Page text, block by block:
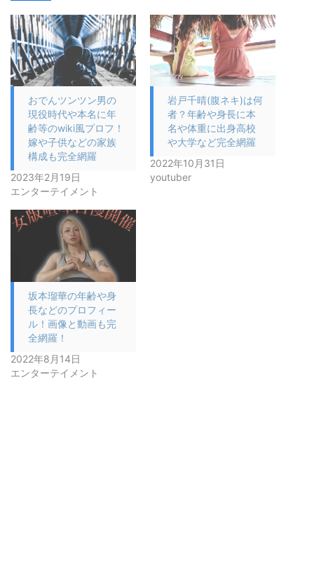
おでんツンツン男の
現役時代や本名に年
齢等のwiki風プロフ！
嫁や子供などの家族
構成も完全網羅
2023年2月19日
エンターテイメント
岩戸千晴(腹ネキ)は何
者？年齢や身長に本
名や体重に出身高校
や大学など完全網羅
2022年10月31日
youtuber
坂本瑠華の年齢や身
長などのプロフィー
ル！画像と動画も完
全網羅！
2022年8月14日
エンターテイメント